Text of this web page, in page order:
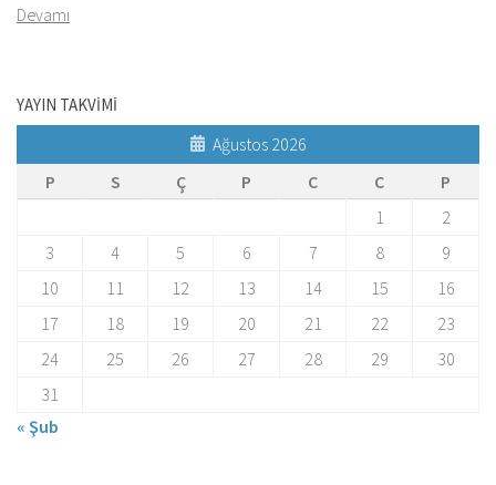
Devamı
YAYIN TAKVİMİ
Ağustos 2026
P
S Ç P C C
P
1
2
3
4 5 6 7 8
9
10
11 12 13 14 15
16
17
18 19 20 21 22
23
24
25 26 27 28 29
30
31
« Şub